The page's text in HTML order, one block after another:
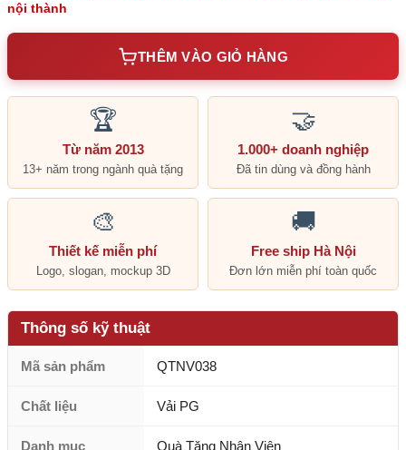
nội thành
THÊM VÀO GIỎ HÀNG
🏆
Từ năm 2013
13+ năm trong ngành quà tặng
🤝
1.000+ doanh nghiệp
Đã tin dùng và đồng hành
🎨
Thiết kế miễn phí
Logo, slogan, mockup 3D
🚚
Free ship Hà Nội
Đơn lớn miễn phí toàn quốc
Thông số kỹ thuật
Mã sản phẩm QTNV038
Chất liệu Vải PG
Danh mục Quà Tặng Nhân Viên